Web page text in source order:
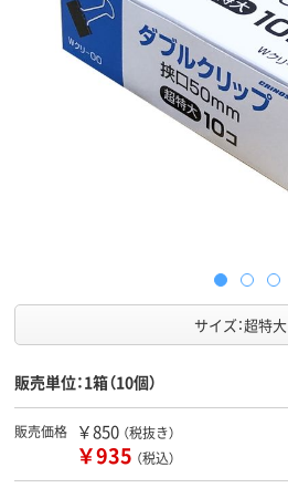
サイズ：超特大
販売単位：1箱（10個）
販売価格 ￥850 （税抜き）
￥935 （税込）